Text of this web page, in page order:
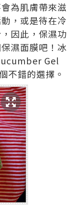
為肌膚帶來滋
，或是待在冷
因此，保濕功
濕面膜吧！冰
Gel
不錯的選擇。